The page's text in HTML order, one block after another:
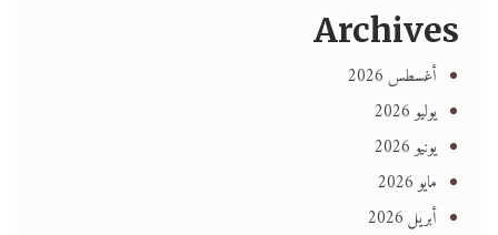
Archives
أغسطس 2026
يوليو 2026
يونيو 2026
مايو 2026
أبريل 2026